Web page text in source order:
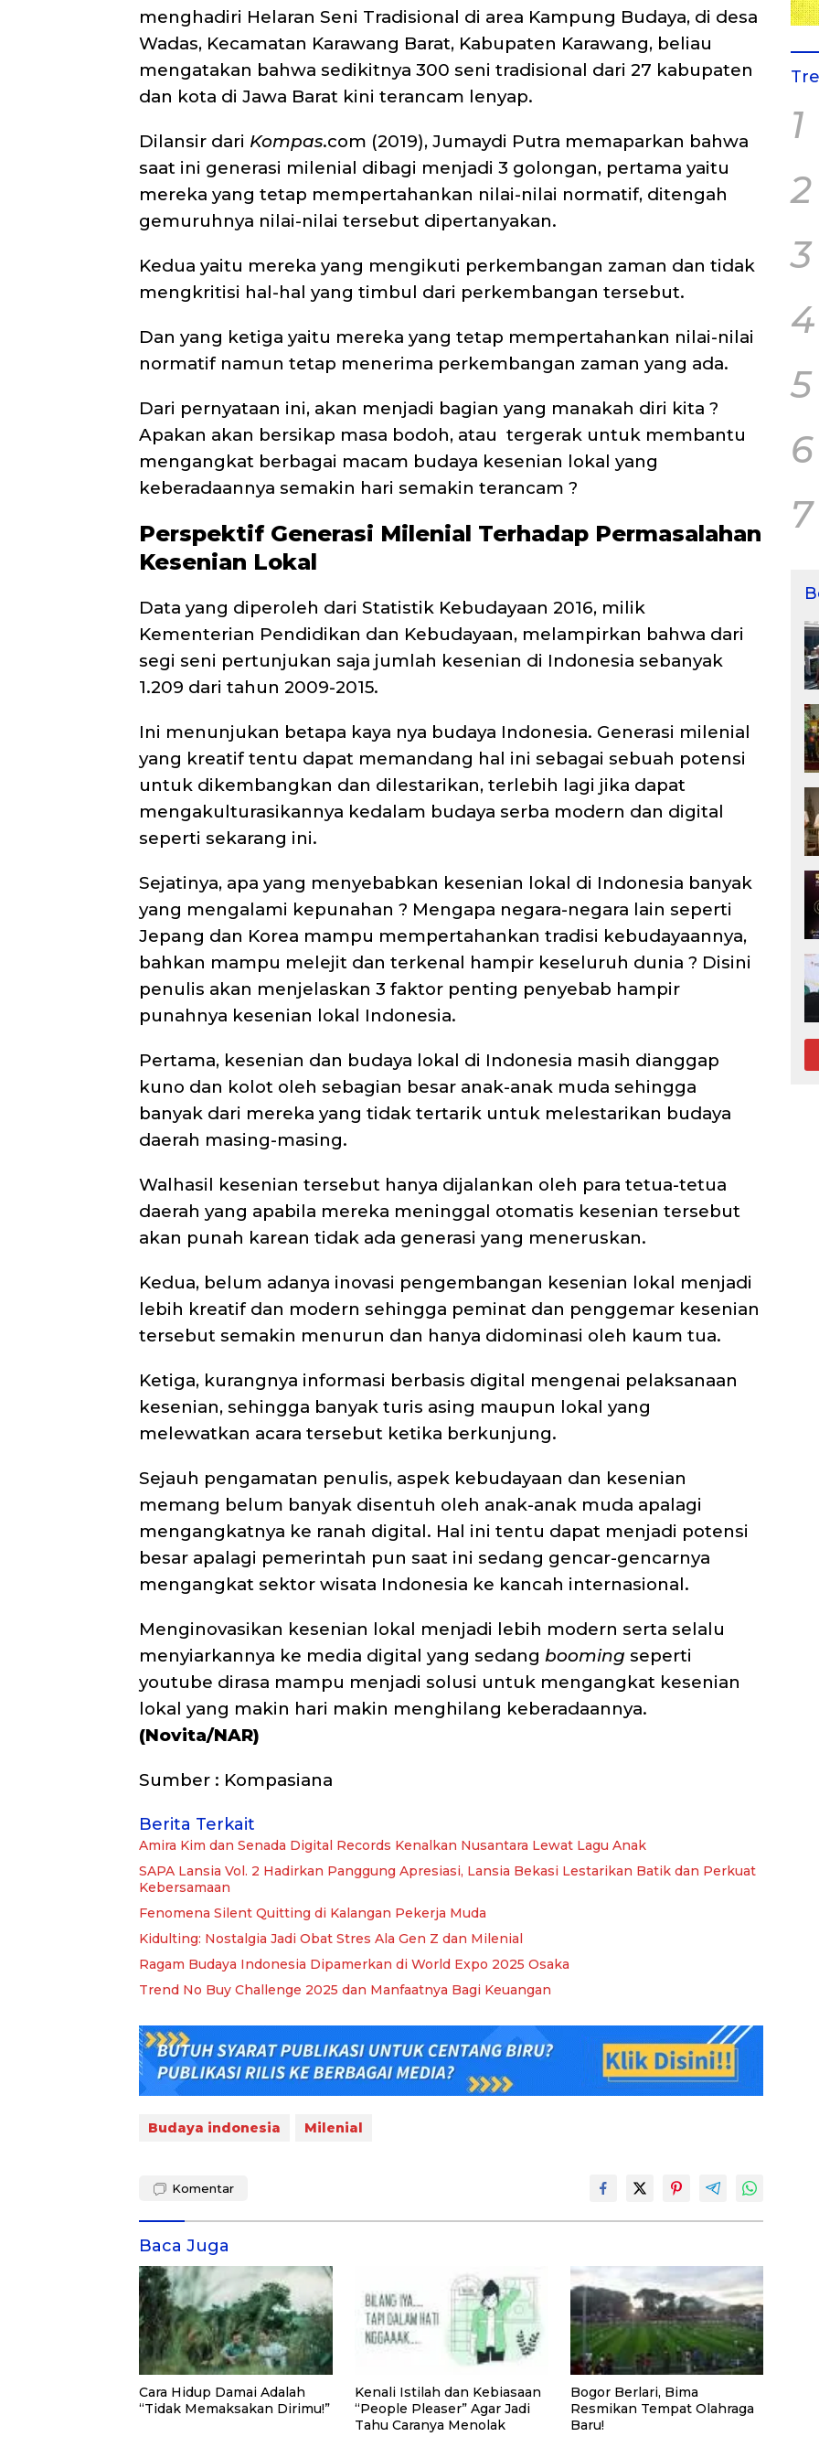
menghadiri Helaran Seni Tradisional di area Kampung Budaya, di desa
Wadas, Kecamatan Karawang Barat, Kabupaten Karawang, beliau
mengatakan bahwa sedikitnya 300 seni tradisional dari 27 kabupaten
dan kota di Jawa Barat kini terancam lenyap.
Dilansir dari Kompas.com (2019), Jumaydi Putra memaparkan bahwa
saat ini generasi milenial dibagi menjadi 3 golongan, pertama yaitu
mereka yang tetap mempertahankan nilai-nilai normatif, ditengah
gemuruhnya nilai-nilai tersebut dipertanyakan.
Kedua yaitu mereka yang mengikuti perkembangan zaman dan tidak
mengkritisi hal-hal yang timbul dari perkembangan tersebut.
Dan yang ketiga yaitu mereka yang tetap mempertahankan nilai-nilai
normatif namun tetap menerima perkembangan zaman yang ada.
Dari pernyataan ini, akan menjadi bagian yang manakah diri kita ?
Apakan akan bersikap masa bodoh, atau tergerak untuk membantu
mengangkat berbagai macam budaya kesenian lokal yang
keberadaannya semakin hari semakin terancam ?
Perspektif Generasi Milenial Terhadap Permasalahan
Kesenian Lokal
Data yang diperoleh dari Statistik Kebudayaan 2016, milik
Kementerian Pendidikan dan Kebudayaan, melampirkan bahwa dari
segi seni pertunjukan saja jumlah kesenian di Indonesia sebanyak
1.209 dari tahun 2009-2015.
Ini menunjukan betapa kaya nya budaya Indonesia. Generasi milenial
yang kreatif tentu dapat memandang hal ini sebagai sebuah potensi
untuk dikembangkan dan dilestarikan, terlebih lagi jika dapat
mengakulturasikannya kedalam budaya serba modern dan digital
seperti sekarang ini.
Sejatinya, apa yang menyebabkan kesenian lokal di Indonesia banyak
yang mengalami kepunahan ? Mengapa negara-negara lain seperti
Jepang dan Korea mampu mempertahankan tradisi kebudayaannya,
bahkan mampu melejit dan terkenal hampir keseluruh dunia ? Disini
penulis akan menjelaskan 3 faktor penting penyebab hampir
punahnya kesenian lokal Indonesia.
Pertama, kesenian dan budaya lokal di Indonesia masih dianggap
kuno dan kolot oleh sebagian besar anak-anak muda sehingga
banyak dari mereka yang tidak tertarik untuk melestarikan budaya
daerah masing-masing.
Walhasil kesenian tersebut hanya dijalankan oleh para tetua-tetua
daerah yang apabila mereka meninggal otomatis kesenian tersebut
akan punah karean tidak ada generasi yang meneruskan.
Kedua, belum adanya inovasi pengembangan kesenian lokal menjadi
lebih kreatif dan modern sehingga peminat dan penggemar kesenian
tersebut semakin menurun dan hanya didominasi oleh kaum tua.
Ketiga, kurangnya informasi berbasis digital mengenai pelaksanaan
kesenian, sehingga banyak turis asing maupun lokal yang
melewatkan acara tersebut ketika berkunjung.
Sejauh pengamatan penulis, aspek kebudayaan dan kesenian
memang belum banyak disentuh oleh anak-anak muda apalagi
mengangkatnya ke ranah digital. Hal ini tentu dapat menjadi potensi
besar apalagi pemerintah pun saat ini sedang gencar-gencarnya
mengangkat sektor wisata Indonesia ke kancah internasional.
Menginovasikan kesenian lokal menjadi lebih modern serta selalu
menyiarkannya ke media digital yang sedang booming seperti
youtube dirasa mampu menjadi solusi untuk mengangkat kesenian
lokal yang makin hari makin menghilang keberadaannya.
(Novita/NAR)
Sumber : Kompasiana
Berita Terkait
Amira Kim dan Senada Digital Records Kenalkan Nusantara Lewat Lagu Anak
SAPA Lansia Vol. 2 Hadirkan Panggung Apresiasi, Lansia Bekasi Lestarikan Batik dan Perkuat
Kebersamaan
Fenomena Silent Quitting di Kalangan Pekerja Muda
Kidulting: Nostalgia Jadi Obat Stres Ala Gen Z dan Milenial
Ragam Budaya Indonesia Dipamerkan di World Expo 2025 Osaka
Trend No Buy Challenge 2025 dan Manfaatnya Bagi Keuangan
Budaya indonesia Milenial
Komentar
Baca Juga
Cara Hidup Damai Adalah
“Tidak Memaksakan Dirimu!”
Kenali Istilah dan Kebiasaan
“People Pleaser” Agar Jadi
Tahu Caranya Menolak
Bogor Berlari, Bima
Resmikan Tempat Olahraga
Baru!
1
2
3
4
5
6
7